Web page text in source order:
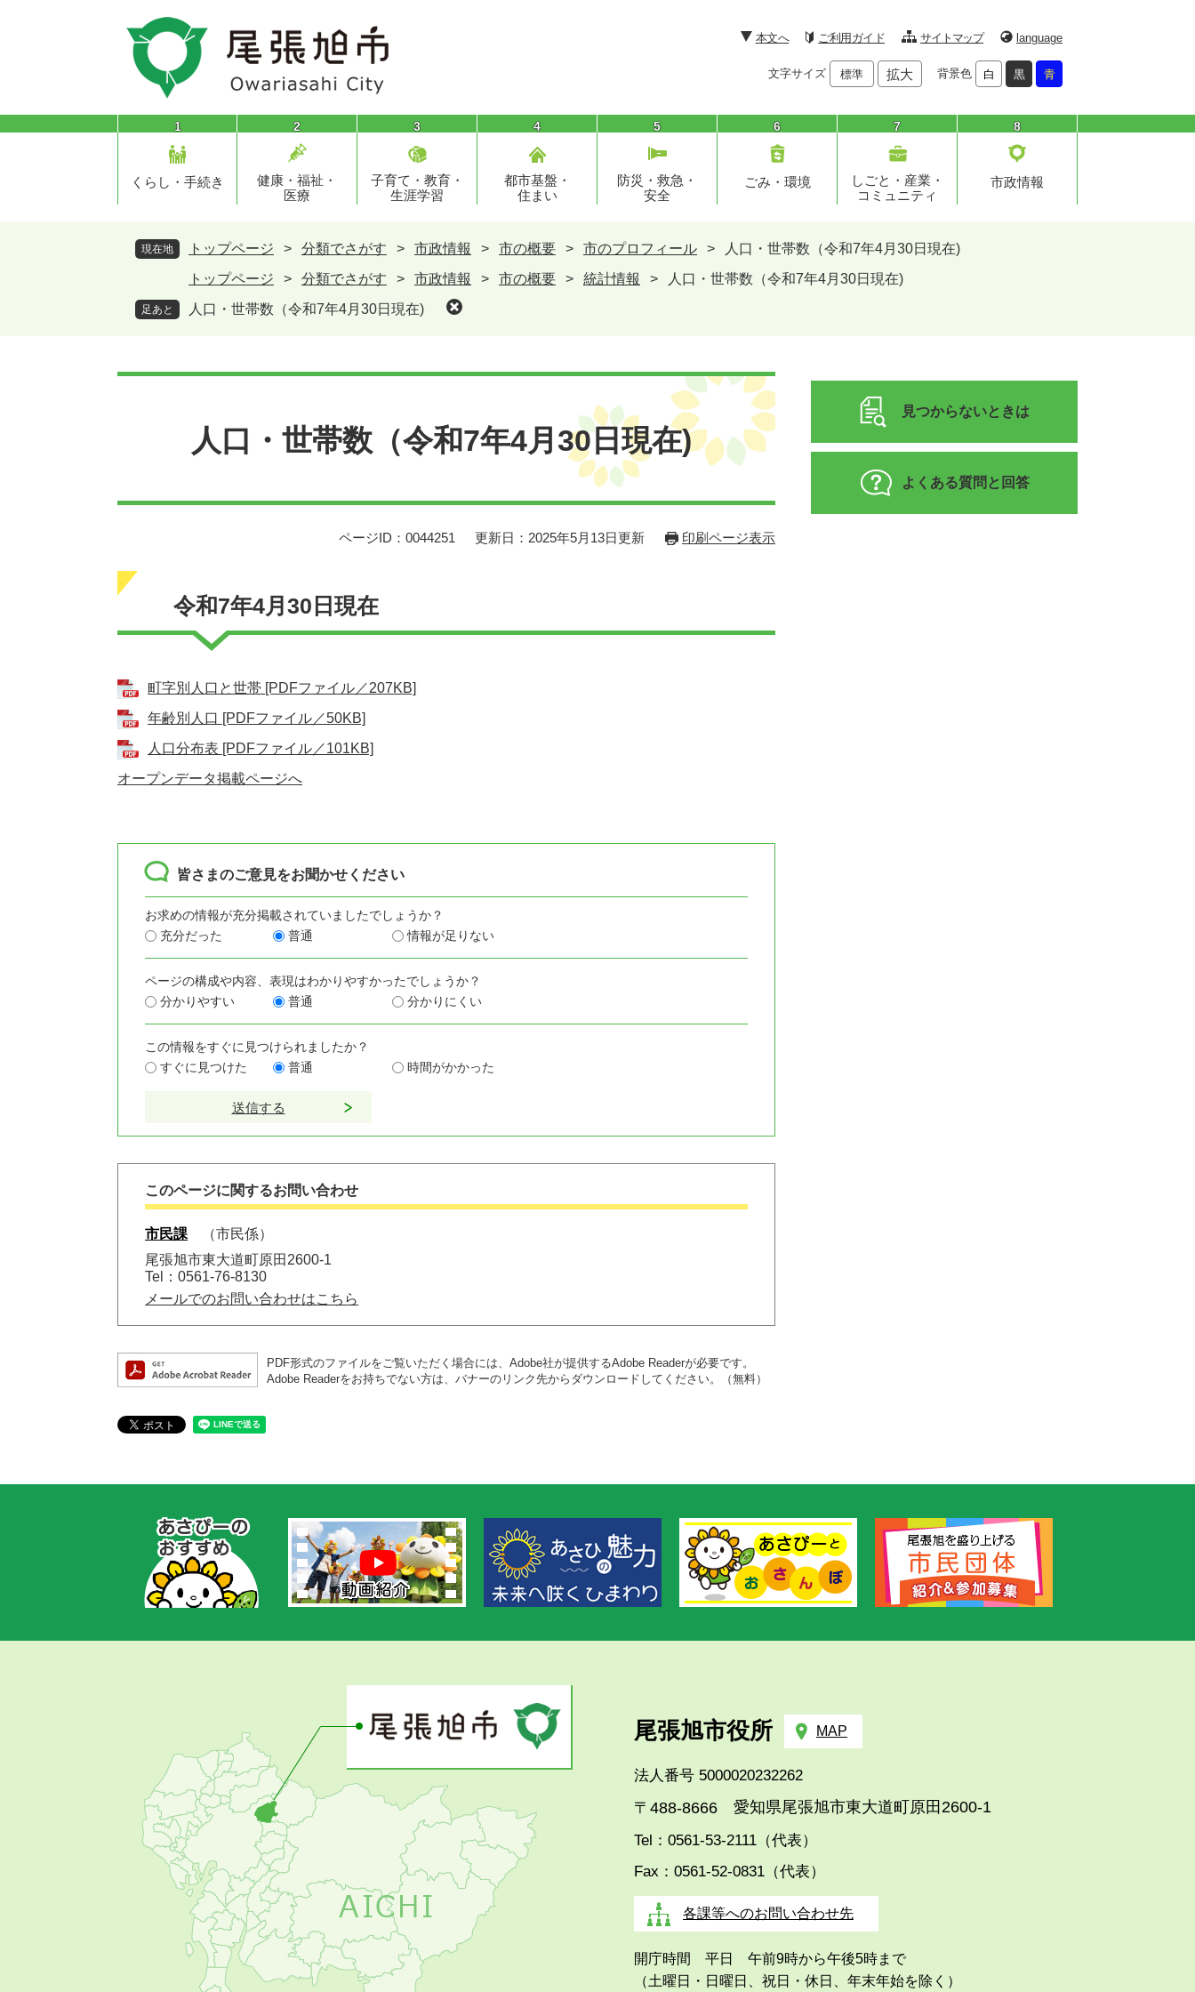
頭
飛
本文へ ご利用ガイド サイトマップ language
文字サイズ 標準 拡大 背景色 白 黒 青
1
くらし・手続き
2
健康・福祉・
医療
3
子育て・教育・
生涯学習
4
都市基盤・
住まい
5
防災・救急・
安全
6
ごみ・環境
7
しごと・産業・
コミュニティ
8
市政情報
現在地 トップページ > 分類でさがす > 市政情報 > 市の概要 > 市のプロフィール >
人口・世帯数（令和7年4月30日現在)
トップページ
> 分類でさがす > 市政情報 > 市の概要 > 統計情報 > 人口・世帯数（令和7年4月30日現在)
足あと 人口・世帯数（令和7年4月30日現在)
人口・世帯数（令和7年4月30日現在)
ページID：0044251 更新日：2025年5月13日更新 印刷ページ表示
令和7年4月30日現在
町字別人口と世帯 [PDFファイル／207KB]
年齢別人口 [PDFファイル／50KB]
人口分布表 [PDFファイル／101KB]
オープンデータ掲載ページへ
皆さまのご意見をお聞かせください
お求めの情報が充分掲載されていましたでしょうか？
充分だった
普通 情報が足りない
ページの構成や内容、表現はわかりやすかったでしょうか？
分かりやすい
普通 分かりにくい
この情報をすぐに見つけられましたか？
すぐに見つけた
普通 時間がかかった
このページに関するお問い合わせ
市民課
市民係
尾張旭市東大道町原田2600-1
Tel：0561-76-8130
メールでのお問い合わせはこちら
PDF形式のファイルをご覧いただく場合には、Adobe社が提供するAdobe Readerが必要です。
Adobe Readerをお持ちでない方は、バナーのリンク先からダウンロードしてください。（無料）
見つからないときは
よくある質問と回答
あ
す
め
尾張旭市役所 MAP
法人番号 5000020232262
〒488-8666 愛知県尾張旭市東大道町原田2600-1
Tel：0561-53-2111（代表）
Fax：0561-52-0831（代表）
各課等へのお問い合わせ先
開庁時間 平日 午前9時から午後5時まで
（土曜日・日曜日、祝日・休日、年末年始を除く）